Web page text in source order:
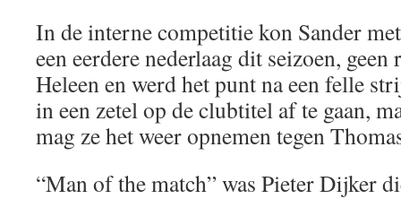
In de interne competitie kon Sander
een eerdere nederlaag dit seizoen, geen
Heleen en werd het punt na een felle
in een zetel op de clubtitel af te gaan,
mag ze het weer opnemen tegen
“Man of the match” was Pieter Dijker